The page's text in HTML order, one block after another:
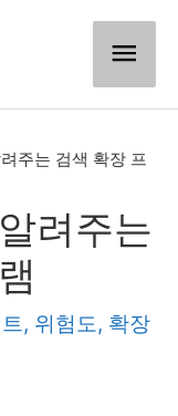
메
인
메
뉴
주는 검색 확장 프
려주는
, 위험도, 확장